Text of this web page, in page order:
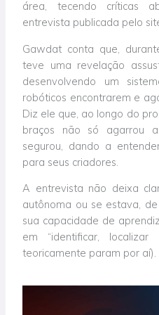
área, tecendo críticas
entrevista publicada pelo
Gawdat conta que,
teve uma revelação
desenvolvendo um
robóticos encontrarem e
Diz ele que, ao longo do
braços não só agarrou
segurou, dando a
para seus criadores.
A entrevista não deixa
autônoma ou se estava,
sua capacidade de
em “identificar,
teoricamente param por aí).